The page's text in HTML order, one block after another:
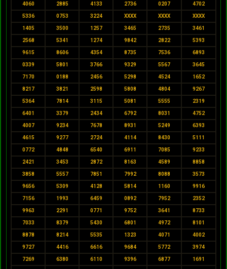
4060 2885 4133 2736 0207 4702
5336 0753 3224 XXXX XXXX XXXX
1405 3500 1257 3465 2735 3461
2568 5341 1274 9842 2822 5393
9615 8606 4354 8735 7536 6893
0339 5801 3766 9329 5567 3645
7170 0188 2456 5298 4524 1652
8217 3821 2598 5808 4804 9267
5364 7814 3115 5081 5555 2319
6401 3379 2434 6792 8031 4752
4007 9234 7678 8931 5249 6393
4615 9277 2724 4114 8430 5111
0772 4848 6540 6911 7085 9233
2421 3453 2872 8163 4589 8858
3858 5557 7851 7992 8088 3573
9656 5309 4128 5814 1160 9916
7156 1993 6459 0892 7952 2352
9963 2291 0771 9752 3641 8733
7033 8379 5430 6801 4972 8101
8878 8214 5535 1323 4071 4002
9727 4416 6616 9684 5772 3974
7269 6380 6110 9396 6877 1691